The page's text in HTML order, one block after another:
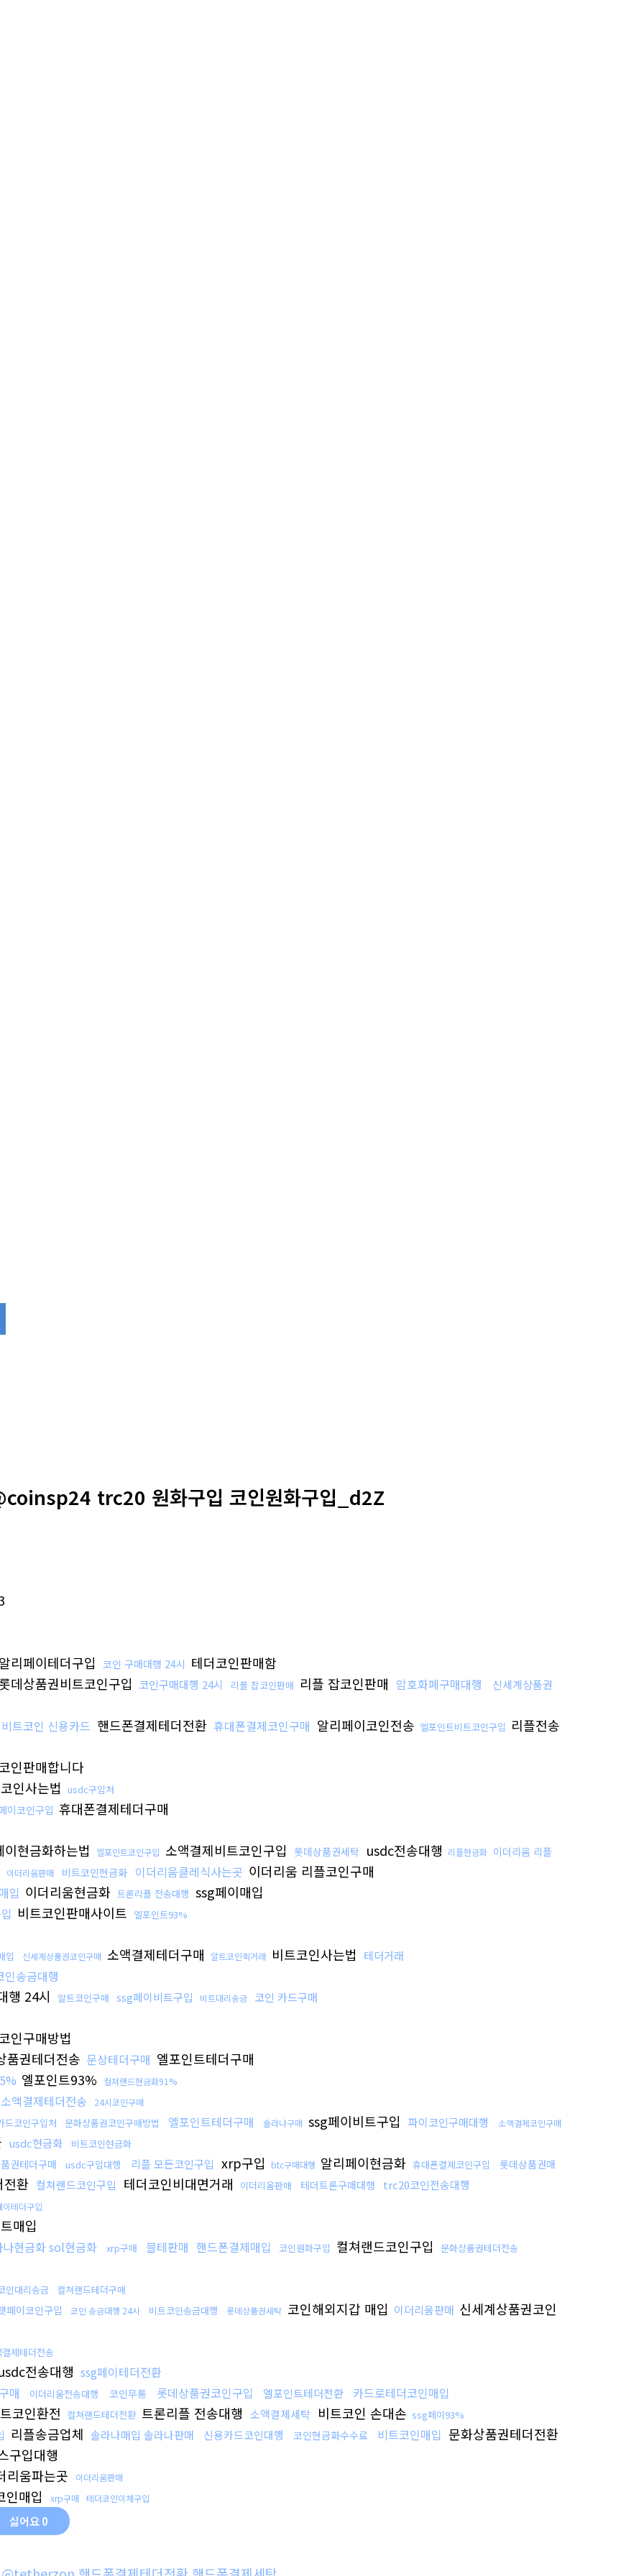
trc20 원화구입 코인원화구입_d2Z
알리페이테더구입 코인 구매대행 24시 테더코인판매함
데상품권비트코인구입 코인구매대행 24시 리플 잡코인판매 리플 잡코인판매 암호화폐구매대행
신세계상품권
비트코인 신용카드 핸드폰결제테더전환 휴대폰결제코인구매 알리페이코인전송 엘포인트비트코인구입 리플전송
인판매합니다
인사는법 usdc구입처
이코인구입 휴대폰결제테더구매
이현금화하는법 엘포인트코인구입 소액결제비트코인구입 롯데상품권세탁 usdc전송대행 리플현금화 이더리움 리플
이더리움판매 비트코인현금화 이더리움클레식사는곳 이더리움 리플코인구매
입 이더리움현금화 트론리플 전송대행 ssg페이매입
비트코인판매사이트 엘포인트93%
입 신세계상품권코인구매 소액결제테더구매 알트코인퀵거래 비트코인사는법 테더거래
인송금대행
행 24시 알트코인구매 ssg페이비트구입 비트대리송금 코인 카드구매
인구매방법
품권테더전송 문상테더구매 엘포인트테더구매
엘포인트93% 컬쳐랜드현금화91%
소액결제테더전송 24시코인구매
드코인구입처 문화상품권코인구매방법 엘포인트테더구매 솔라나구매 ssg페이비트구입 파이코인구매대행
소액결제코인구매
usdc현금화
비트코인현금화
권테더구매 usdc구입대행 리플 모든코인구입 xrp구입 btc구매대행 알리페이현금화 휴대폰결제코인구입
롯데상품권매
전환 컬쳐랜드코인구입 테더코인비대면거래 이더리움판매 테더트론구매대행 trc20코인전송대행
이테더구입
매입
나현금화 sol현금화 xrp구매 블테판매 핸드폰결제매입 코인원화구입 컬쳐랜드코인구입 문화상품권테더전송
인대리송금 컬쳐랜드테더구매
페이코인구입 코인 송금대행 24시 비트코인송금대행 롯데상품권세탁 코인해외지갑 매입 이더리움판매 신세계상품권코인
제테더전송
전송대행 ssg페이테더전환
매 이더리움전송대행 코인무통 롯데상품권코인구입 엘포인트테더전환 카드로테더코인매입
코인환전 컬쳐랜드테더전환 트론리플 전송대행 소액결제세탁 비트코인 손대손 ssg페이93%
리플송금업체 솔라나매입 솔라나판매 신용카드코인대행 코인현금화수수료 비트코인매입 문화상품권테더전환
구입대행
리움파는곳 이더리움판매
인매입 xrp구매 테더코인이체구입
싫어요0